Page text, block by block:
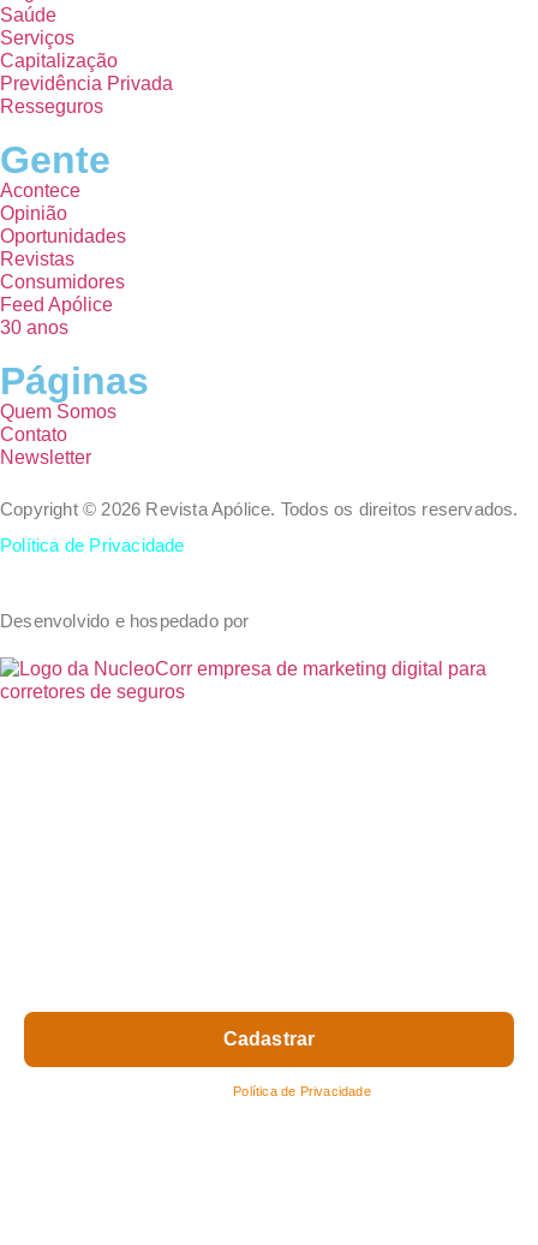
Saúde
Serviços
Capitalização
Previdência Privada
Resseguros
Gente
Acontece
Opinião
Oportunidades
Revistas
Consumidores
Feed Apólice
30 anos
Páginas
Quem Somos
Contato
Newsletter
Copyright © 2026 Revista Apólice. Todos os direitos reservados.
Política de Privacidade
Desenvolvido e hospedado por
Leia nossaPolítica de Privacidade.